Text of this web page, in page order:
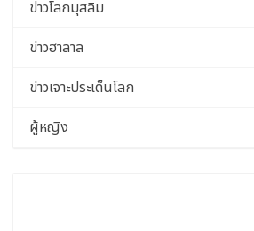
ข่าวโลกมุสลิม
ข่าวฮาลาล
ข่าวเจาะประเด็นโลก
ผู้หญิง